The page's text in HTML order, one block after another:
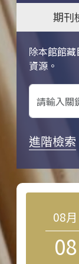
期刊
除本館館
資源。
關鍵字搜尋
進階檢索
08月
08